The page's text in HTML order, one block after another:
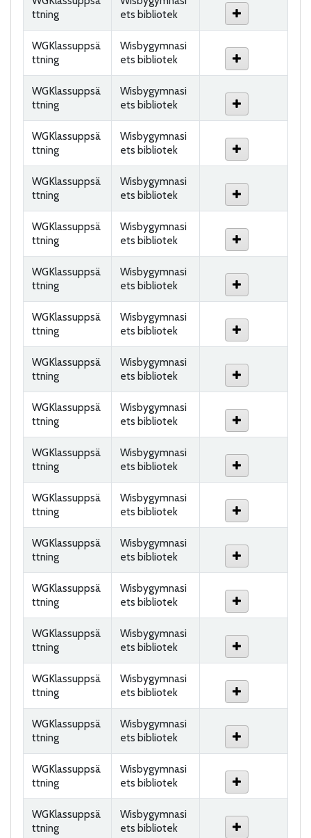
ttning
ets bibliotek
WGKlassuppsä
ttning
Wisbygymnasi
ets bibliotek
WGKlassuppsä
ttning
Wisbygymnasi
ets bibliotek
WGKlassuppsä
ttning
Wisbygymnasi
ets bibliotek
WGKlassuppsä
ttning
Wisbygymnasi
ets bibliotek
WGKlassuppsä
ttning
Wisbygymnasi
ets bibliotek
WGKlassuppsä
ttning
Wisbygymnasi
ets bibliotek
WGKlassuppsä
ttning
Wisbygymnasi
ets bibliotek
WGKlassuppsä
ttning
Wisbygymnasi
ets bibliotek
WGKlassuppsä
ttning
Wisbygymnasi
ets bibliotek
WGKlassuppsä
ttning
Wisbygymnasi
ets bibliotek
WGKlassuppsä
ttning
Wisbygymnasi
ets bibliotek
WGKlassuppsä
ttning
Wisbygymnasi
ets bibliotek
WGKlassuppsä
ttning
Wisbygymnasi
ets bibliotek
WGKlassuppsä
ttning
Wisbygymnasi
ets bibliotek
WGKlassuppsä
ttning
Wisbygymnasi
ets bibliotek
WGKlassuppsä
ttning
Wisbygymnasi
ets bibliotek
WGKlassuppsä
ttning
Wisbygymnasi
ets bibliotek
WGKlassuppsä
ttning
Wisbygymnasi
ets bibliotek